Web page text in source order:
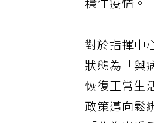
穩住疫情。
對於指揮中
狀態為「與
恢復正常生
政策邁向鬆